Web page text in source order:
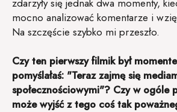
mocno analizować komentarze i
Na szczęście szybko mi przeszło.
Czy ten pierwszy filmik był
pomyślałaś: "Teraz zajmę się
społecznościowymi"? Czy w ogóle
może wyjść z tego coś tak